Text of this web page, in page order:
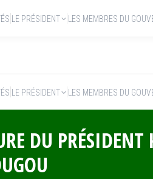
LE PRÉSIDENT LES MEMBRES DU
DU
LE PRÉSIDENT LES MEMBRES DU